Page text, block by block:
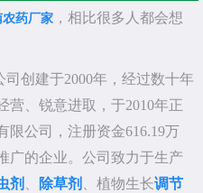
农药厂家 ，相比很多人都会想
创建于2000年，经过数十年
营、锐意进取，于2010年正
限公司，注册资金616.19万
广的企业。公司致力于生产
剂 除草剂 、植物生长调节